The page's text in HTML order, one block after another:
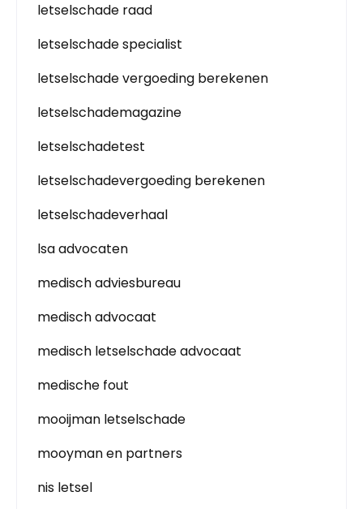
letselschade raad
letselschade specialist
letselschade vergoeding berekenen
letselschademagazine
letselschadetest
letselschadevergoeding berekenen
letselschadeverhaal
lsa advocaten
medisch adviesbureau
medisch advocaat
medisch letselschade advocaat
medische fout
mooijman letselschade
mooyman en partners
nis letsel